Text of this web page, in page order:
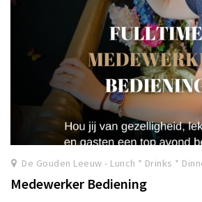
De Gouden Leeuw - Lunch * Drinks *
Medewerker Bediening